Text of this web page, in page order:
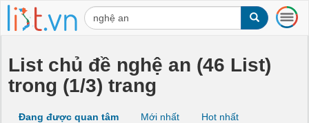
T
o
List chủ đề nghệ an (46 List)
trong (1/3) trang
Đang được quan tâm Mới nhất Hot nhất